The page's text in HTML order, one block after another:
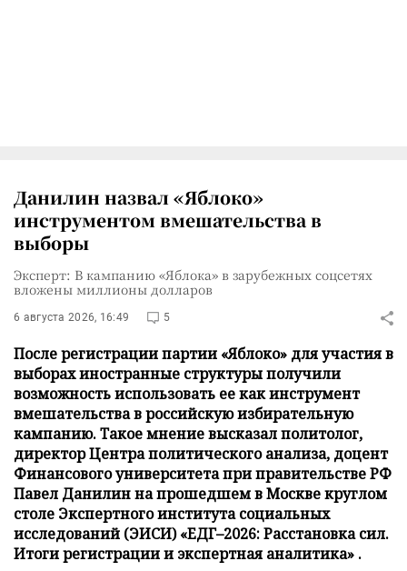
Данилин назвал «Яблоко»
инструментом вмешательства в
выборы
Эксперт: В кампанию «Яблока» в зарубежных соцсетях
вложены миллионы долларов
6 августа 2026, 16:49 5
После регистрации партии «Яблоко» для участия в
выборах иностранные структуры получили
возможность использовать ее как инструмент
вмешательства в российскую избирательную
кампанию. Такое мнение высказал политолог,
директор Центра политического анализа, доцент
Финансового университета при правительстве РФ
Павел Данилин на прошедшем в Москве круглом
столе Экспертного института социальных
исследований (ЭИСИ) «ЕДГ–2026: Расстановка сил.
Итоги регистрации и экспертная аналитика» .